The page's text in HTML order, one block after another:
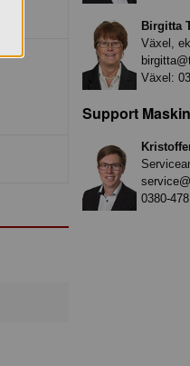
Birgitta
Växel,
Växel:
Support
0380-